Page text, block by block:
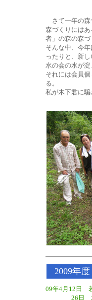
さて一年の森
森づくりには
者」の森の森
そんな中、今
ったりと、新
水の会の水が淀
それには会員
る。
私が木下君に
2009年
09年4月12日
26日 水、生